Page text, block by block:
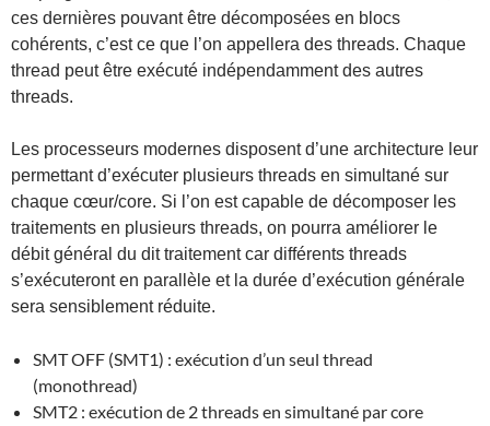
ces dernières pouvant être décomposées en blocs
cohérents, c’est ce que l’on appellera des threads. Chaque
thread peut être exécuté indépendamment des autres
threads.
Les processeurs modernes disposent d’une architecture leur
permettant d’exécuter plusieurs threads en simultané sur
chaque cœur/core. Si l’on est capable de décomposer les
traitements en plusieurs threads, on pourra améliorer le
débit général du dit traitement car différents threads
s’exécuteront en parallèle et la durée d’exécution générale
sera sensiblement réduite.
SMT OFF (SMT1) : exécution d’un seul thread
(monothread)
SMT2 : exécution de 2 threads en simultané par core